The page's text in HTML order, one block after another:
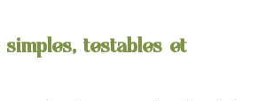
testables et